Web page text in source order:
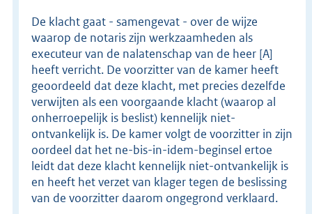
De klacht gaat - samengevat - over de wijze
waarop de notaris zijn werkzaamheden als
executeur van de nalatenschap van de heer [A]
heeft verricht. De voorzitter van de kamer heeft
geoordeeld dat deze klacht, met precies dezelfde
verwijten als een voorgaande klacht (waarop al
onherroepelijk is beslist) kennelijk niet-
ontvankelijk is. De kamer volgt de voorzitter in zijn
oordeel dat het ne-bis-in-idem-beginsel ertoe
leidt dat deze klacht kennelijk niet-ontvankelijk is
en heeft het verzet van klager tegen de beslissing
van de voorzitter daarom ongegrond verklaard.